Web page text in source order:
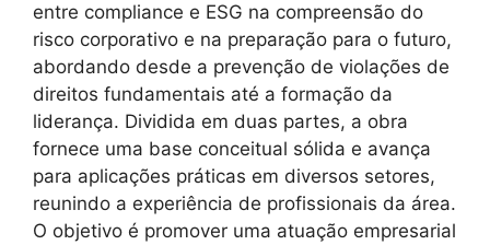
entre compliance e ESG na compreensão do
risco corporativo e na preparação para o futuro,
abordando desde a prevenção de violações de
direitos fundamentais até a formação da
liderança. Dividida em duas partes, a obra
fornece uma base conceitual sólida e avança
para aplicações práticas em diversos setores,
reunindo a experiência de profissionais da área.
O objetivo é promover uma atuação empresarial